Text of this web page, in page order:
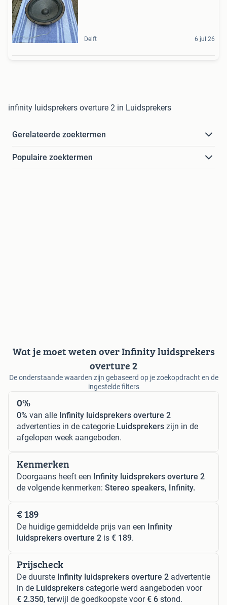
Delft 6 jul 26
infinity luidsprekers overture 2 in Luidsprekers
Gerelateerde zoektermen
Populaire zoektermen
Wat je moet weten over Infinity luidsprekers
overture 2
De onderstaande waarden zijn gebaseerd op je zoekopdracht en de
ingestelde filters
0%
0% van alle Infinity luidsprekers overture 2
advertenties in de categorie Luidsprekers zijn in de
afgelopen week aangeboden.
Kenmerken
Doorgaans heeft een Infinity luidsprekers overture 2
de volgende kenmerken: Stereo speakers, Infinity.
€ 189
De huidige gemiddelde prijs van een Infinity
luidsprekers overture 2 is € 189.
Prijscheck
De duurste Infinity luidsprekers overture 2 advertentie
in de Luidsprekers categorie werd aangeboden voor
€ 2.350, terwijl de goedkoopste voor€ 6 stond.